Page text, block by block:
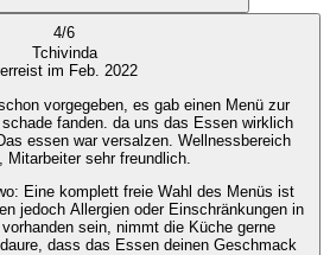
4/6
Tchivinda
im Feb. 2022
vorgegeben, es gab einen Menü zur
fanden. da uns das Essen wirklich
essen war versalzen. Wellnessbereich
Mitarbeiter sehr freundlich.
: Eine komplett freie Wahl des Menüs ist
jedoch Allergien oder Einschränkungen in
sein, nimmt die Küche gerne
dass das Essen deinen Geschmack